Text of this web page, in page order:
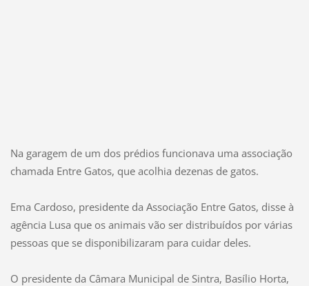
Na garagem de um dos prédios funcionava uma associação
chamada Entre Gatos, que acolhia dezenas de gatos.
Ema Cardoso, presidente da Associação Entre Gatos, disse à
agência Lusa que os animais vão ser distribuídos por várias
pessoas que se disponibilizaram para cuidar deles.
O presidente da Câmara Municipal de Sintra, Basílio Horta,